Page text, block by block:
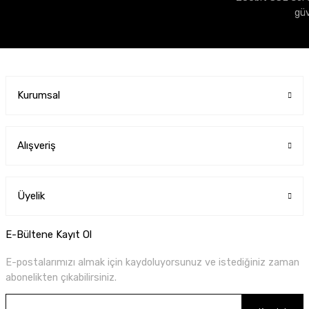
Kurumsal
Alışveriş
Üyelik
E-Bültene Kayıt Ol
E-postalarımızı almak için kaydoluyorsunuz ve istediğiniz zaman
abonelikten çıkabilirsiniz.